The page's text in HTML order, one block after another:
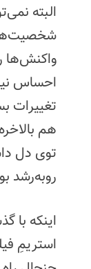
البته
شخصیت‌‌ها
واکنش‌ها
احساس
تغییرات
هم
توی دل